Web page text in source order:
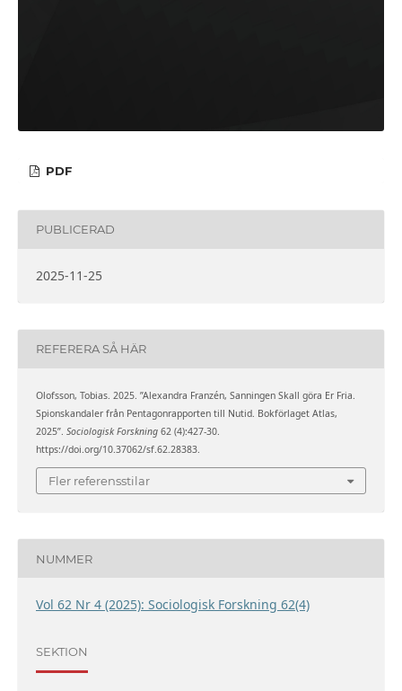
PDF
PUBLICERAD
2025-11-25
REFERERA SÅ HÄR
Olofsson, Tobias. 2025. ”Alexandra Franzén, Sanningen Skall göra Er Fria.
Spionskandaler från Pentagonrapporten till Nutid. Bokförlaget Atlas,
2025”. Sociologisk Forskning62 (4):427-30.
https://doi.org/10.37062/sf.62.28383.
Fler referensstilar
NUMMER
Vol 62 Nr 4 (2025): Sociologisk Forskning 62(4)
SEKTION